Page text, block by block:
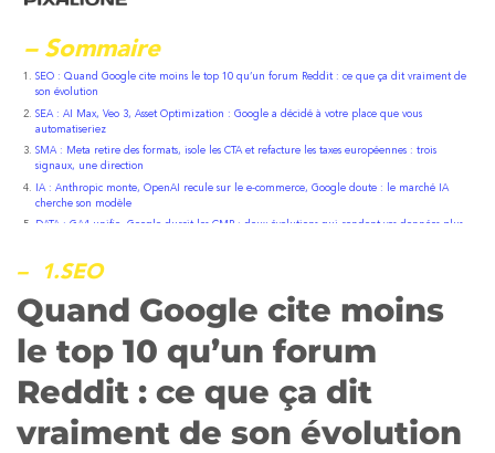
– Sommaire
SEO : Quand Google cite moins le top 10 qu’un forum Reddit : ce que ça dit vraiment de
son évolution
SEA : AI Max, Veo 3, Asset Optimization : Google a décidé à votre place que vous
automatiseriez
SMA : Meta retire des formats, isole les CTA et refacture les taxes européennes : trois
signaux, une direction
IA : Anthropic monte, OpenAI recule sur le e-commerce, Google doute : le marché IA
cherche son modèle
DATA : GA4 unifie, Google durcit les CMP : deux évolutions qui rendent vos données plus
– 1.SEO
Quand Google cite moins
le top 10 qu’un forum
Reddit : ce que ça dit
vraiment de son évolution